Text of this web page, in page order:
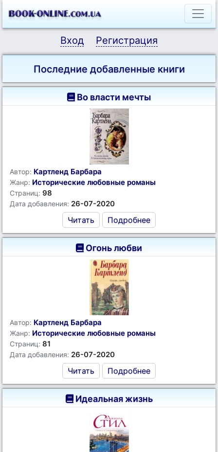
Вход Регистрация
Последние добавленные книги
Во власти мечты
Автор: Картленд Барбара
Жанр: Исторические любовные романы
Страниц: 98
Дата добавления: 26-07-2020
Читать Подробнее
Огонь любви
Автор: Картленд Барбара
Жанр: Исторические любовные романы
Страниц: 81
Дата добавления: 26-07-2020
Читать Подробнее
Идеальная жизнь